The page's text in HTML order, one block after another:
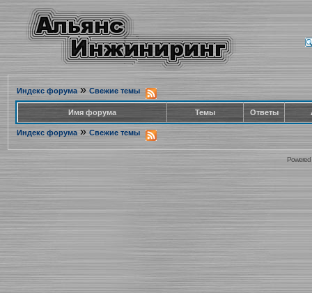
Индекс форума» Свежие темы
Имя форума Темы Ответы
Индекс форума » Свежие темы